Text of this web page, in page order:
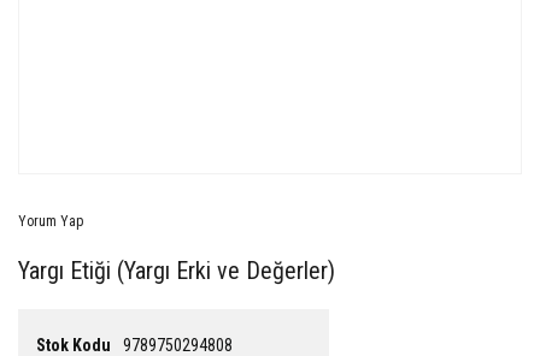
Yorum Yap
Yargı Etiği (Yargı Erki ve Değerler)
Stok Kodu 9789750294808